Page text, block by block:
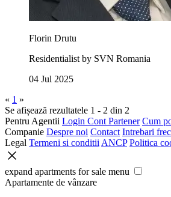
Florin Drutu
Residentialist by SVN Romania
04 Jul 2025
« 1 »
Se afișează rezultatele 1 - 2 din 2
Pentru Agentii Login Cont Partener Cum
Companie Despre noi Contact Intrebari
Legal Termeni si conditii ANCP Politica
expand apartments for sale menu
Apartamente de vânzare